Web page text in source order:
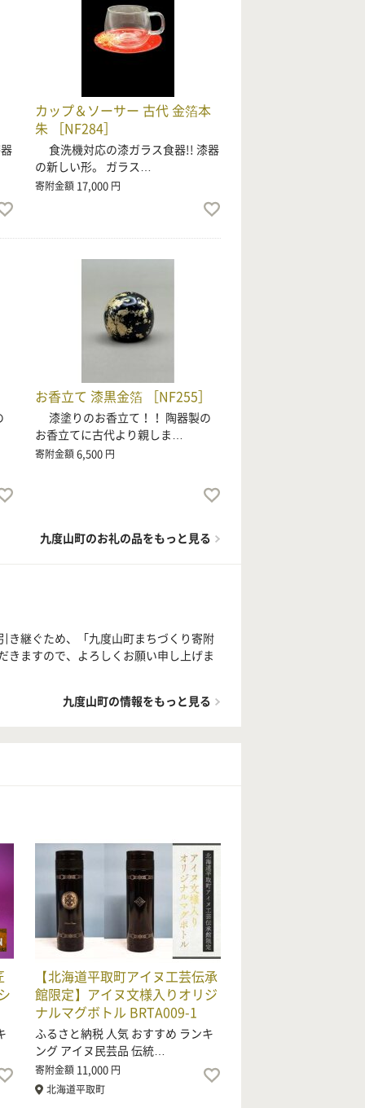
カップ＆ソーサー 古代 金箔本
朱 ［NF284］
食洗機対応の漆ガラス食器!! 漆器
の新しい形。 ガラス…
寄附金額 17,000 円
お香立て 漆黒金箔 ［NF255］
漆塗りのお香立て！！ 陶器製の
お香立てに古代より親しま…
寄附金額6,500 円
九度山町のお礼の品をもっと見る
き継ぐため、「九度山町まちづくり寄附
きますので、よろしくお願い申し上げま
九度山町の情報をもっと見る
【北海道平取町アイヌ工芸伝承
館限定】アイヌ文様入りオリジ
ナルマグボトル BRTA009-1
ふるさと納税 人気 おすすめ ランキ
ング アイヌ民芸品 伝統…
寄附金額 11,000 円
北海道平取町